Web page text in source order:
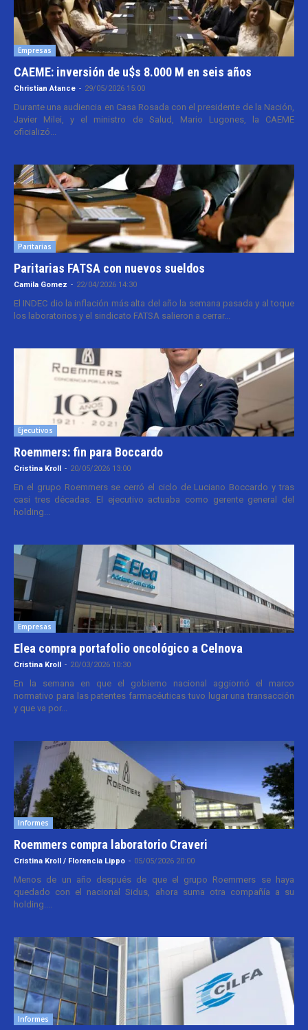
Empresas
CAEME: inversión de u$s 8.000 M en seis años
Christian Atance - 29/05/2026 15:00
Durante una audiencia en Casa Rosada con el presidente de la Nación,
Javier Milei, y el ministro de Salud, Mario Lugones, la CAEME
oficializó...
Paritarias
Paritarias FATSA con nuevos sueldos
Camila Gomez - 22/04/2026 14:30
El INDEC dio la inflación más alta del año la semana pasada y al toque
los laboratorios y el sindicato FATSA salieron a cerrar...
Ejecutivos
Roemmers: fin para Boccardo
Cristina Kroll - 20/05/2026 13:00
En el grupo Roemmers se cerró el ciclo de Luciano Boccardo y tras
casi tres décadas. El ejecutivo actuaba como gerente general del
holding...
Empresas
Elea compra portafolio oncológico a Celnova
Cristina Kroll - 20/03/2026 10:30
En la semana en que el gobierno nacional aggiornó el marco
normativo para las patentes farmacéuticas tuvo lugar una transacción
y que va por...
Informes
Roemmers compra laboratorio Craveri
Cristina Kroll / Florencia Lippo - 05/05/2026 20:00
Menos de un año después de que el grupo Roemmers se haya
quedado con el nacional Sidus, ahora suma otra compañía a su
holding....
Informes